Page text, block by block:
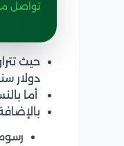
تواصل
دولار
أما بالنسبة
رسوم